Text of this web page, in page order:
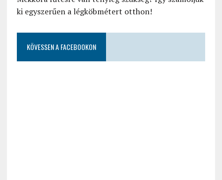
ki egyszerűen a légköbmétert otthon!
KÖVESSEN A FACEBOOKON